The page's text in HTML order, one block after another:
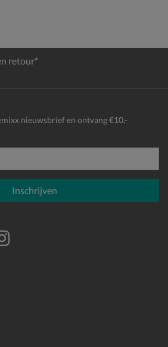
retour*
nieuwsbrief en ontvang €10,-
Inschrijven